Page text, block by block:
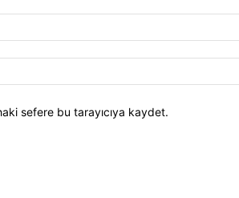
sefere bu tarayıcıya kaydet.